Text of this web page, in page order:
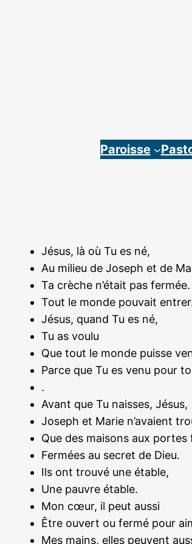
Paroisse
Jésus, là où Tu es né,
Au milieu de Joseph et de
Ta crèche n’était pas fermée.
Tout le monde pouvait
Jésus, quand Tu es né,
Tu as voulu
Que tout le monde puisse
Parce que Tu es venu pour
.
Avant que Tu naisses, Jésus,
Joseph et Marie n’avaient
Que des maisons aux portes
Fermées au secret de Dieu.
Ils ont trouvé une étable,
Une pauvre étable.
Mon cœur, il peut aussi
Être ouvert ou fermé pour
Mes mains, elles peuvent